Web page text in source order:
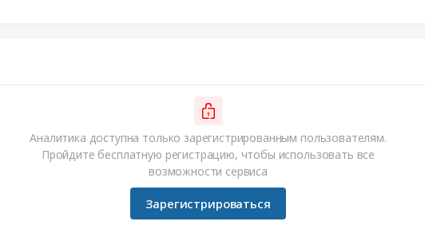
Аналитика доступна только зарегистрированным пользователям.
Пройдите бесплатную регистрацию, чтобы использовать все
возможности сервиса
Зарегистрироваться